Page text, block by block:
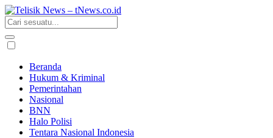
Beranda
Hukum & Kriminal
Pemerintahan
Nasional
BNN
Halo Polisi
Tentara Nasional Indonesia